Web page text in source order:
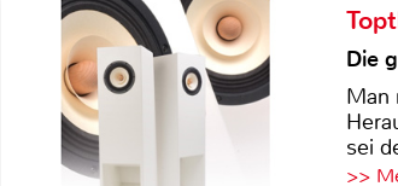
Die
Man
sei
>>